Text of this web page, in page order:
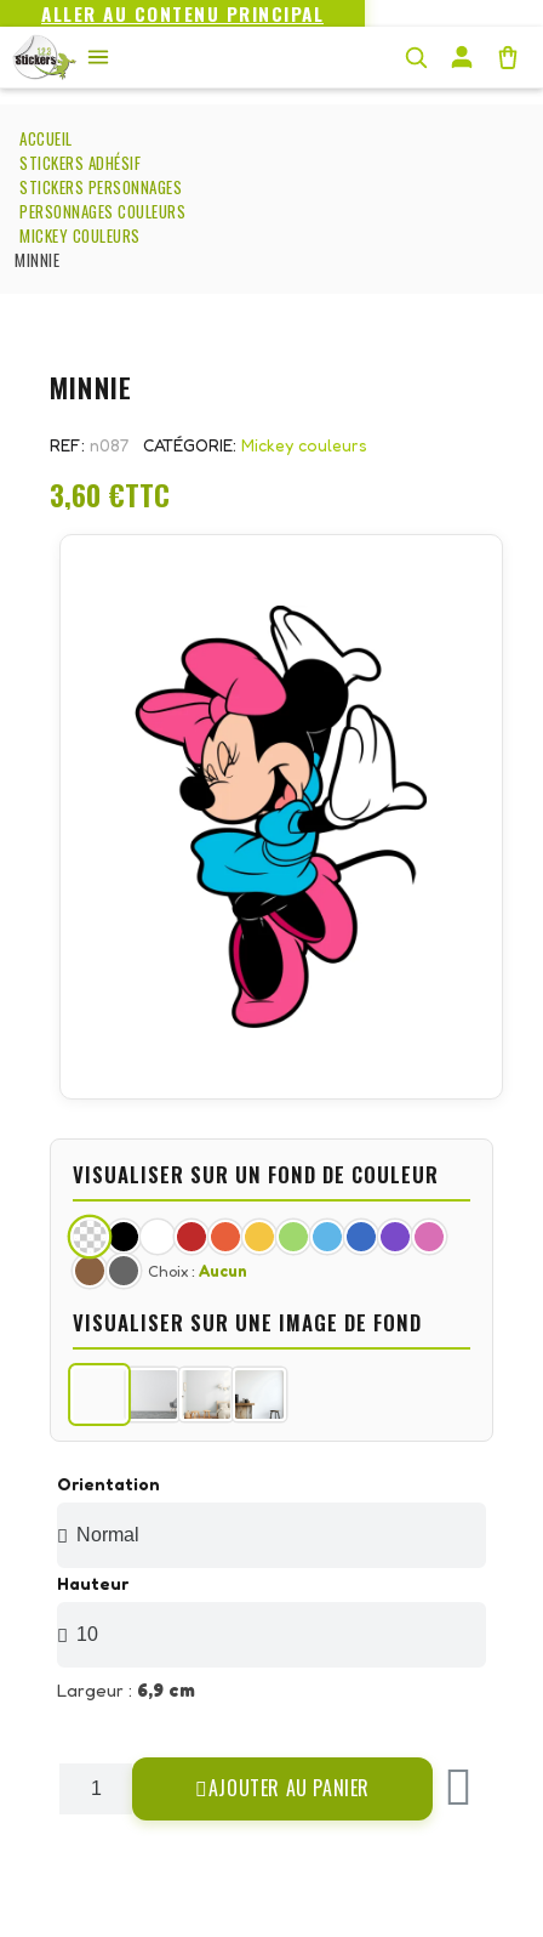
ALLER AU CONTENU PRINCIPAL
ACCUEIL
STICKERS ADHÉSIF
STICKERS PERSONNAGES
PERSONNAGES COULEURS
MICKEY COULEURS
MINNIE
MINNIE
REF n087 CATÉGORIE Mickey couleurs
3,60 €TTC
Orientation
Hauteur
Largeur : 6,9 cm
AJOUTER AU PANIER
VISUALISER SUR UN FOND DE COULEUR
Choix : Aucun
VISUALISER SUR UNE IMAGE DE FOND